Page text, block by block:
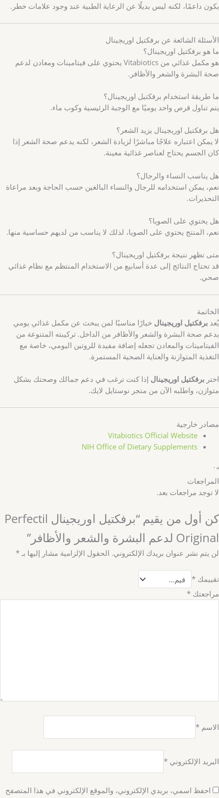
يكون داعمًا، لكنه ليس بديلًا عن الرعاية الطبية عند وجود علامات خطر.
الأسئلة الشائعة عن برفكتيل اوريجينال
ما هو برفكتيل اوريجينال؟
هو مكمل غذائي من Vitabiotics يحتوي على فيتامينات ومعادن لدعم
صحة البشرة والشعر والأظافر.
ما طريقة استخدام برفكتيل اوريجينال؟
يتم تناول قرص واحد يوميًا مع الوجبة الرئيسية وكوب ماء.
هل برفكتيل اوريجينال يزيد الشعر؟
لا يمكن اعتباره علاجًا مباشرًا لزيادة الشعر، لكنه يدعم صحة الشعر إذا
كان الجسم يحتاج لعناصر غذائية معينة.
هل يناسب النساء والرجال؟
نعم، يمكن استخدامه للرجال والنساء البالغين حسب الحاجة وبعد مراعاة
التحذيرات.
هل يحتوي على الصويا؟
نعم، المنتج يحتوي على الصويا، لذلك لا يناسب من لديهم حساسية منها.
متى تظهر نتيجة برفكتيل اوريجينال؟
قد تحتاج النتائج إلى عدة أسابيع من الاستخدام المنتظم مع نظام غذائي
صحي.
الخاتمة
يُعد برفكتيل اوريجينال خيارًا مناسبًا لمن يبحث عن مكمل غذائي يومي
يدعم صحة البشرة والشعر والأظافر من الداخل. تركيبته المتنوعة من
الفيتامينات والمعادن تجعله إضافة مفيدة للروتين اليومي، خاصة مع
التغذية المتوازنة والعناية الصحية المستمرة.
اختر برفكتيل اوريجينال إذا كنت ترغب في دعم جمالك وصحتك بشكل
متوازن، واطلبه الآن من متجر نوستايل لايك.
مصادر خارجية
Vitabiotics Official Website
NIH Office of Dietary Supplements
“`
المراجعات
لا توجد مراجعات بعد.
كن أول من يقيم “برفكتيل اوريجينال Perfectil
Original لدعم البشرة والشعر والأظافر”
لن يتم نشر عنوان بريدك الإلكتروني. الحقول الإلزامية مشار إليها بـ *
تقييمك *
مراجعتك *
الاسم *
البريد الإلكتروني *
احفظ اسمي، بريدي الإلكتروني، والموقع الإلكتروني في هذا المتصفح